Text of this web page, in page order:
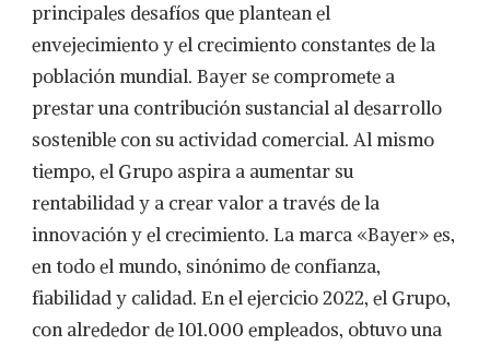
principales desafíos que plantean el
envejecimiento y el crecimiento constantes de la
población mundial. Bayer se compromete a
prestar una contribución sustancial al desarrollo
sostenible con su actividad comercial. Al mismo
tiempo, el Grupo aspira a aumentar su
rentabilidad y a crear valor a través de la
innovación y el crecimiento. La marca «Bayer» es,
en todo el mundo, sinónimo de confianza,
fiabilidad y calidad. En el ejercicio 2022, el Grupo,
con alrededor de 101.000 empleados, obtuvo una